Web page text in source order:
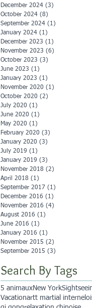
December 2024 (3)
October 2024 (8)
September 2024 (1)
January 2024 (1)
December 2023 (1)
November 2023 (6)
October 2023 (3)
June 2023 (1)
January 2023 (1)
November 2020 (1)
October 2020 (2)
July 2020 (1)
June 2020 (1)
May 2020 (1)
February 2020 (3)
January 2020 (3)
July 2019 (1)
January 2019 (3)
November 2018 (2)
April 2018 (1)
September 2017 (1)
December 2016 (1)
November 2016 (4)
August 2016 (1)
June 2016 (1)
January 2016 (1)
November 2015 (2)
September 2015 (3)
Search By Tags
5 animauxNew York
Vacationartt martial interne